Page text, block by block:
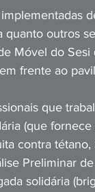
quanto outros
Móvel do
frente ao
que
(que
contra
Preliminar
solidária